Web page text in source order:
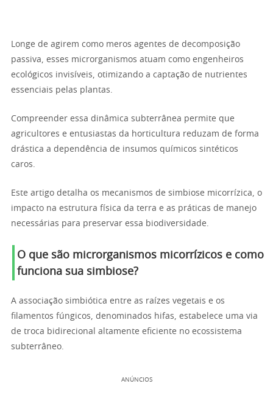
Longe de agirem como meros agentes de decomposição
passiva, esses microrganismos atuam como engenheiros
ecológicos invisíveis, otimizando a captação de nutrientes
essenciais pelas plantas.
Compreender essa dinâmica subterrânea permite que
agricultores e entusiastas da horticultura reduzam de forma
drástica a dependência de insumos químicos sintéticos
caros.
Este artigo detalha os mecanismos de simbiose micorrízica, o
impacto na estrutura física da terra e as práticas de manejo
necessárias para preservar essa biodiversidade.
O que são microrganismos micorrízicos e como
funciona sua simbiose?
A associação simbiótica entre as raízes vegetais e os
filamentos fúngicos, denominados hifas, estabelece uma via
de troca bidirecional altamente eficiente no ecossistema
subterrâneo.
ANÚNCIOS